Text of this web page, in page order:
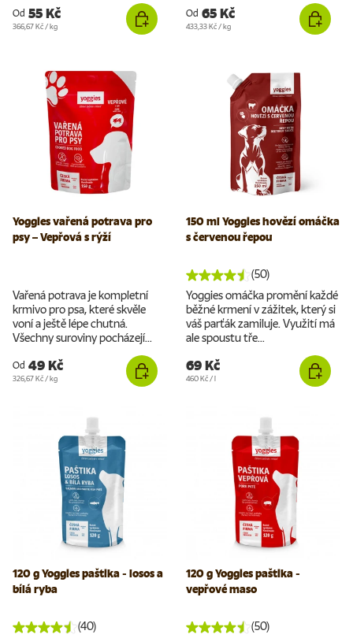
Od 55 Kč
Cena za jednotku
366,67 Kč /kg
Od 65 Kč
Cena za jednotku
433,33 Kč /kg
Yoggies vařená potrava pro
psy – Vepřová s rýží
Vařená potrava je kompletní
krmivo pro psa, které skvěle
voní a ještě lépe chutná.
Všechny suroviny pocházejí...
Od 49 Kč
Cena za jednotku
326,67 Kč /kg
150 ml Yoggies hovězí omáčka
s červenou řepou
(50)
Yoggies omáčka promění každé
běžné krmení v zážitek, který si
váš parťák zamiluje. Využití má
ale spoustu tře...
69 Kč
Cena za jednotku
460 Kč /l
120 g Yoggies paštika - losos a
bílá ryba
(40)
120 g Yoggies paštika -
vepřové maso
(50)